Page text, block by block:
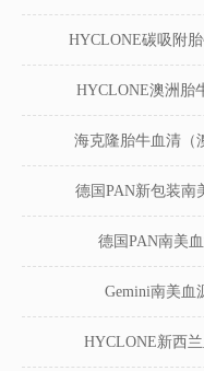
HYCLONE碳吸附
HYCLONE澳洲胎
海克隆胎牛血清（
德国PAN新包装南
德国PAN南美
Gemini南美血
HYCLONE新西